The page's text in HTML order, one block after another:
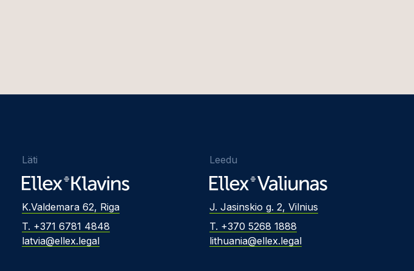
Läti
K.Valdemara 62, Riga
T. +371 6781 4848
latvia@ellex.legal
Leedu
J. Jasinskio g. 2, Vilnius
T. +370 5268 1888
lithuania@ellex.legal